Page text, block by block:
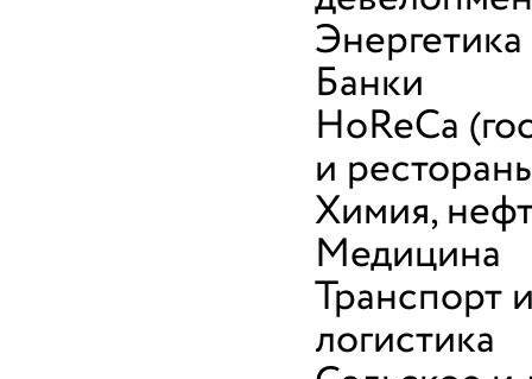
Энергетика
Банки
HoReCa
и
Химия,
Медицина
Транспорт
логистика